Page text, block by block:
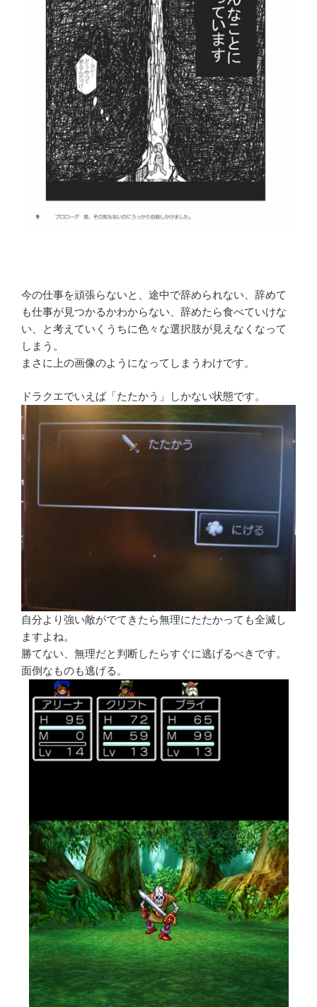
今の仕事を頑張らないと、途中で辞められない、辞めて
も仕事が見つかるかわからない、辞めたら食べていけな
い、と考えていくうちに色々な選択肢が見えなくなって
しまう。
まさに上の画像のようになってしまうわけです。
ドラクエでいえば「たたかう」しかない状態です。
自分より強い敵がでてきたら無理にたたかっても全滅し
ますよね。
勝てない、無理だと判断したらすぐに逃げるべきです。
面倒なものも逃げる。